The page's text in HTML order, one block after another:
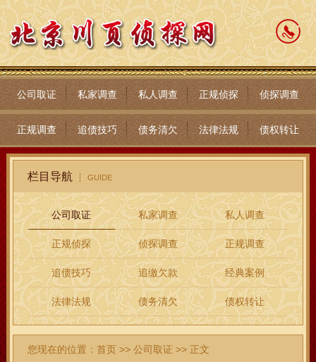
公司取证 私家调查 私人调查 正规侦探 侦探调查
正规调查 追债技巧 债务清欠 法律法规 债权转让
栏目导航 GUIDE
公司取证 私家调查 私人调查
正规侦探 侦探调查 正规调查
追债技巧 追缴欠款 经典案例
法律法规 债务清欠 债权转让
您现在的位置：首页 >>公司取证 >> 正文